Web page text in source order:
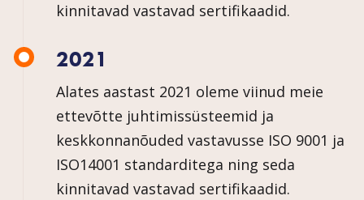
kinnitavad vastavad sertifikaadid.
2021
Alates aastast 2021 oleme viinud meie
ettevõtte juhtimissüsteemid ja
keskkonnanõuded vastavusse ISO 9001 ja
ISO14001 standarditega ning seda
kinnitavad vastavad sertifikaadid.